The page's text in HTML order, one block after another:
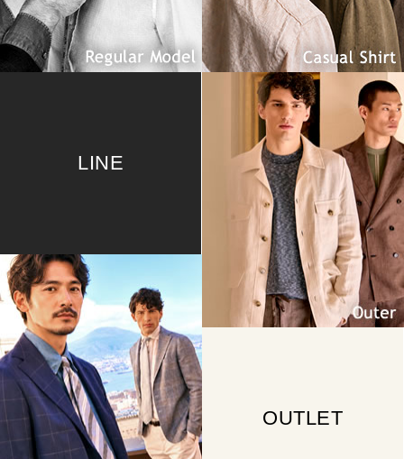
LINE
Jacket
Outer
OUTLET